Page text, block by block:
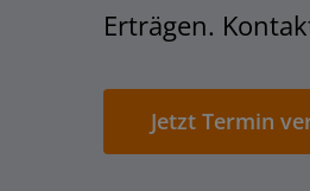
Erträgen.
Jetzt Termin